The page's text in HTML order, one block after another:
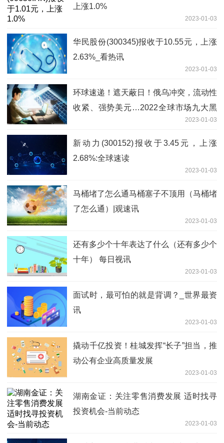
上涨1.0%
2023-01-03
华民股份(300345)报收于10.55元，上涨
2.63%_看热讯
2023-01-03
环球速递！遮天蔽日！俄乌冲突，流动性
收紧、强势美元…2022全球市场九大黑
2023-01-03
新动力(300152)报收于3.45元，上涨
2.68%:全球速读
2023-01-03
马桶堵了怎么通马桶塞子不顶用（马桶堵
了怎么通）|观速讯
2023-01-03
还有多少个十年表达了什么（还有多少个
十年） 每日视讯
2023-01-03
面试时，最可怕的就是背调？_世界最资
讯
2023-01-03
撬动千亿投资！桂城发挥“长子”担当，推
动公有企业高质量发展
2023-01-03
湖南金证：关注零售消费发展 适时找寻
投资机会-当前动态
2023-01-03